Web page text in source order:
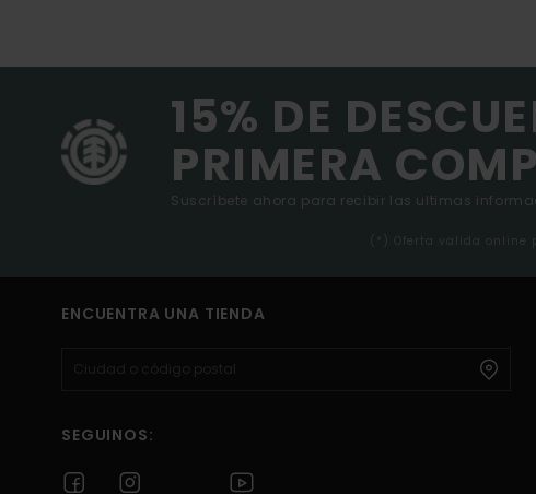
15% DE
PRIMERA
Suscríbete ahora para recibir las ultimas
(*) Oferta valida
ENCUENTRA UNA TIENDA
SEGUINOS: